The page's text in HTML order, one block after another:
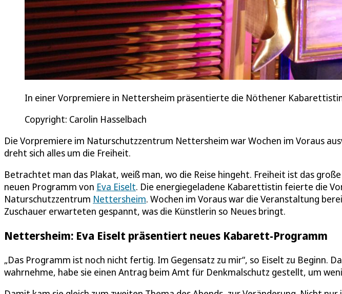
In einer Vorpremiere in Nettersheim präsentierte die Nöthener Kabarettistin
Copyright: Carolin Hasselbach
Die Vorpremiere im Naturschutzzentrum Nettersheim war Wochen im Voraus
dreht sich alles um die Freiheit.
Betrachtet man das Plakat, weiß man, wo die Reise hingeht. Freiheit ist das
neuen Programm von Eva Eiselt. Die energiegeladene Kabarettistin feierte die
Naturschutzzentrum Nettersheim. Wochen im Voraus war die Veranstaltung
Zuschauer erwarteten gespannt, was die Künstlerin so Neues bringt.
Nettersheim: Eva Eiselt präsentiert neues Kabarett-Programm
„Das Programm ist noch nicht fertig. Im Gegensatz zu mir“, so Eiselt zu Beginn.
wahrnehme, habe sie einen Antrag beim Amt für Denkmalschutz gestellt, um